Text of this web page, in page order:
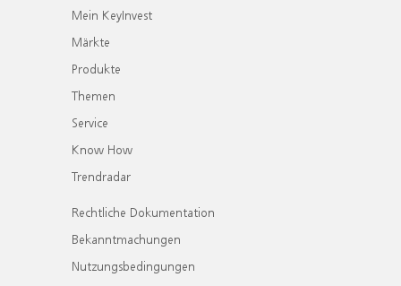
Mein KeyInvest
Märkte
Produkte
Themen
Service
Know How
Trendradar
Rechtliche Dokumentation
Bekanntmachungen
Nutzungsbedingungen